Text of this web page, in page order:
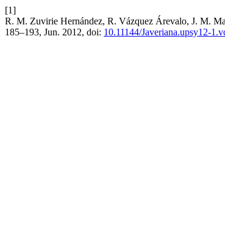
[1]
R. M. Zuvirie Hernández, R. Vázquez Árevalo, J. M.
185–193, Jun. 2012, doi: 10.11144/Javeriana.upsy12-